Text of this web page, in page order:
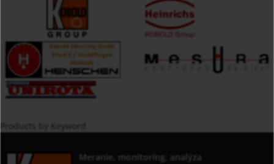
Products by Keyword
Meranie, monitoring, analýza